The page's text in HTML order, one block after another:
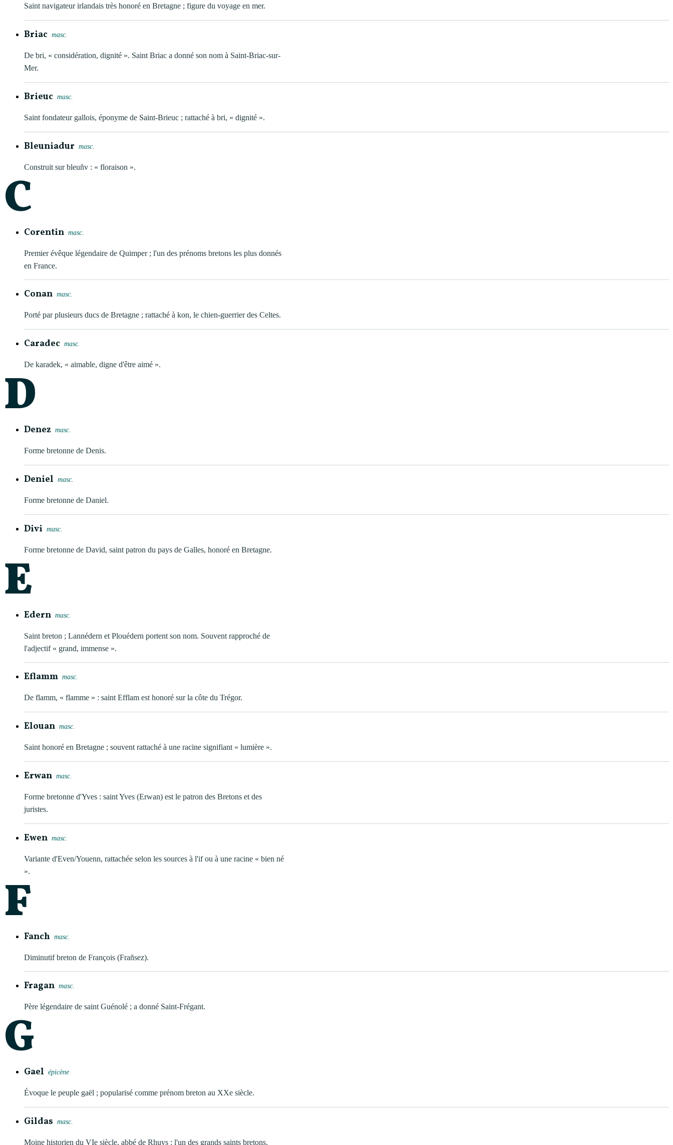
Saint navigateur irlandais très honoré en Bretagne ; figure du voyage en mer.
Briac masc.
De bri, « considération, dignité ». Saint Briac a donné son nom à Saint-Briac-sur-
Mer.
Brieuc masc.
Saint fondateur gallois, éponyme de Saint-Brieuc ; rattaché à bri, « dignité ».
Bleuniadur masc.
Construit sur bleuñv : « floraison ».
C
Corentin masc.
Premier évêque légendaire de Quimper ; l'un des prénoms bretons les plus donnés
en France.
Conan masc.
Porté par plusieurs ducs de Bretagne ; rattaché à kon, le chien-guerrier des Celtes.
Caradec masc.
De karadek, « aimable, digne d'être aimé ».
D
Denez masc.
Forme bretonne de Denis.
Deniel masc.
Forme bretonne de Daniel.
Divi masc.
Forme bretonne de David, saint patron du pays de Galles, honoré en Bretagne.
E
Edern masc.
Saint breton ; Lannédern et Plouédern portent son nom. Souvent rapproché de
l'adjectif « grand, immense ».
Eflamm masc.
De flamm, « flamme » : saint Efflam est honoré sur la côte du Trégor.
Elouan masc.
Saint honoré en Bretagne ; souvent rattaché à une racine signifiant « lumière ».
Erwan masc.
Forme bretonne d'Yves : saint Yves (Erwan) est le patron des Bretons et des
juristes.
Ewen masc.
Variante d'Even/Youenn, rattachée selon les sources à l'if ou à une racine « bien né
».
F
Fanch masc.
Diminutif breton de François (Frañsez).
Fragan masc.
Père légendaire de saint Guénolé ; a donné Saint-Frégant.
G
Gael épicène
Évoque le peuple gaël ; popularisé comme prénom breton au XXe siècle.
Gildas masc.
Moine historien du VIe siècle, abbé de Rhuys : l'un des grands saints bretons.